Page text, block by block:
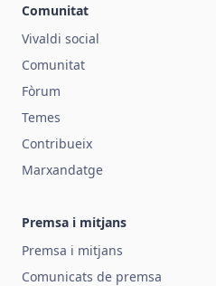
Comunitat
Vivaldi social
Comunitat
Fòrum
Temes
Contribueix
Marxandatge
Premsa i mitjans
Premsa i mitjans
Comunicats de premsa